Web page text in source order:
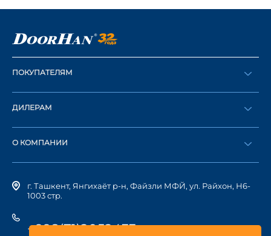
ПОКУПАТЕЛЯМ
Оформить заказ
Каталог
ДИЛЕРАМ
Стать дилером
Вход в ЛК
О КОМПАНИИ
История компании
г. Ташкент, Янгихаёт р-н, Файзли МФЙ, ул. Райхон, Н6-
1003 стр.
+998(71)2052433